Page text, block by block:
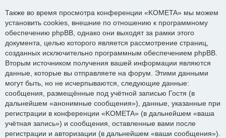
Также во время просмотра конференции «KOMETA» мы можем
установить cookies, внешние по отношению к программному
обеспечению phpBB, однако они выходят за рамки этого
документа, целью которого является рассмотрение страниц,
созданных исключительно программным обеспечением phpBB.
Вторым источником получения вашей информации являются
данные, которые вы отправляете на форум. Этими данными
могут быть, но не исчерпываются, следующие данные:
сообщения, размещённые под учётной записью Гостя (в
дальнейшем «анонимные сообщения»), данные, указанные при
регистрации в конференции «KOMETA» (в дальнейшем «ваша
учётная запись») и сообщения, оставленные вами после
регистрации и авторизации (в дальнейшем «ваши сообщения»).